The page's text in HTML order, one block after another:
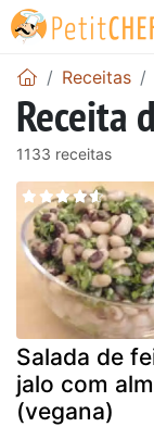
Receitas
Receita
1133 receitas
Salada de
jalo com
(vegana)